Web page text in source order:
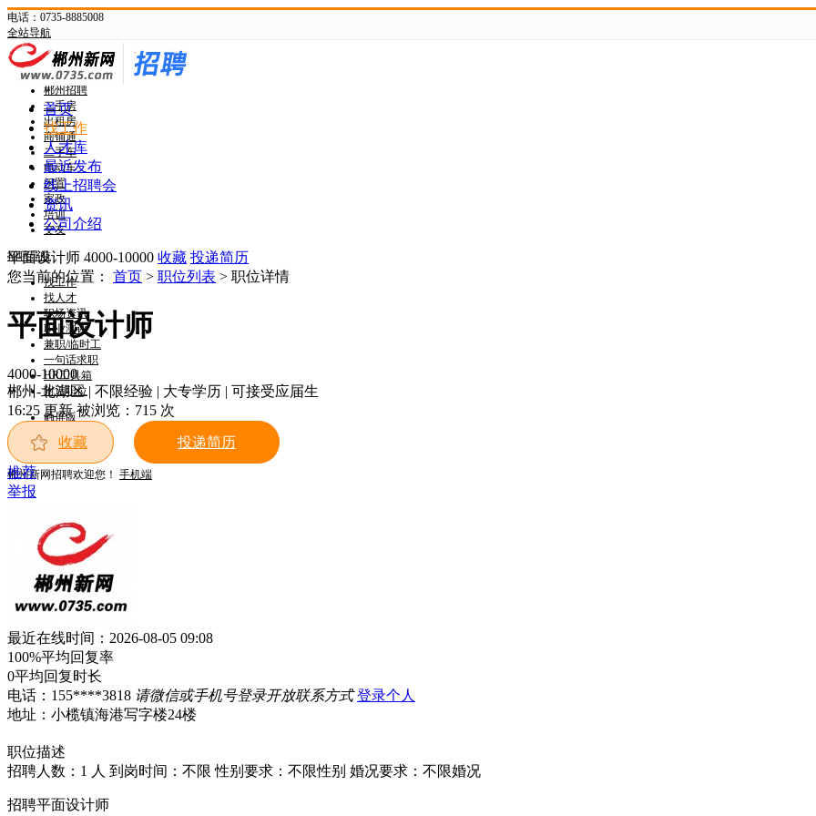
电话：0735-8885008
全站导航
新网首页
郴州头条
郴州招聘
二手房
出租房
商铺通
二手车
电动车
闲置
家政
培训
交友
招聘导航
找工作
找人才
职场资讯
职业测评
兼职/临时工
一句话求职
HR工具箱
附近职位
触屏版
小程序
微信
郴州新网招聘欢迎您！ 手机端
首页
找工作
人才库
最近发布
线上招聘会
资讯
公司介绍
平面设计师 4000-10000 收藏 投递简历
您当前的位置： 首页 > 职位列表 > 职位详情
平面设计师
4000-10000
郴州-北湖区| 不限经验 | 大专学历 | 可接受应届生
16:25 更新被浏览： 715 次
收藏
投递简历
推荐
举报
最近在线时间：2026-08-05 09:08
100%平均回复率
0平均回复时长
电话： 155****3818 请微信或手机号登录开放联系方式 登录个人
地址：小榄镇海港写字楼24楼
职位描述
招聘人数：1 人 到岗时间：不限 性别要求：不限性别 婚况要求：不限婚况
招聘平面设计师